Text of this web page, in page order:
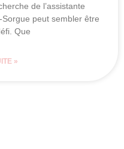
de l’assistante
Sorgue peut sembler être
Que
»